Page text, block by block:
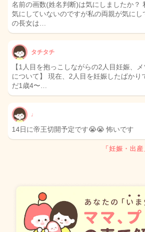
名前の画数(姓名判断)は気にしましたか？
気にしていないのですが私の両親が気にし
の長女は…
タチタチ
【1人目を抱っこしながらの2人目妊娠、
について】 現在、2人目を妊娠したばかり
だ1歳4〜…
♩
14日に帝王切開予定です😭😭 怖いです
「妊娠・出